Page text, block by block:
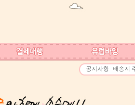
공지사항 배송지